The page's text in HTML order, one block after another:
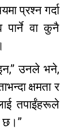
प्रश्न गर्दा
वा कुनै
उनले भने,
क्षमता र
तपाईंहरूले
छ।”